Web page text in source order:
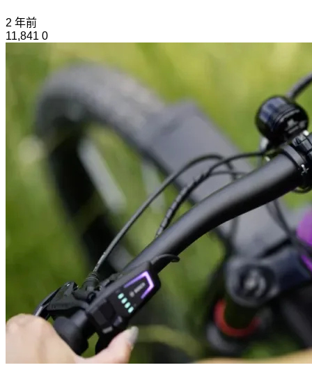
2 年前
11,841 0